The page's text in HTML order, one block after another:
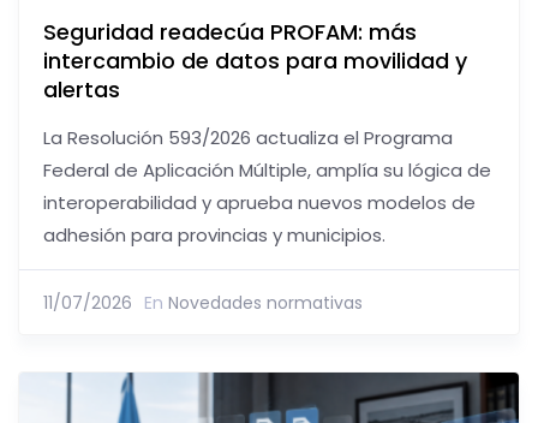
Seguridad readecúa PROFAM: más
intercambio de datos para movilidad y
alertas
La Resolución 593/2026 actualiza el Programa
Federal de Aplicación Múltiple, amplía su lógica de
interoperabilidad y aprueba nuevos modelos de
adhesión para provincias y municipios.
11/07/2026 En Novedades normativas